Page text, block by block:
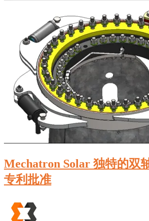
Mechatron Solar 独特的双
专利批准